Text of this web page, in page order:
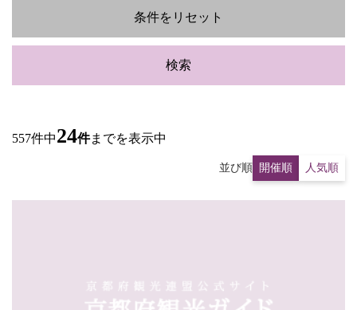
条件をリセット
検索
557件中24件までを表示中
並び順 開催順 人気順